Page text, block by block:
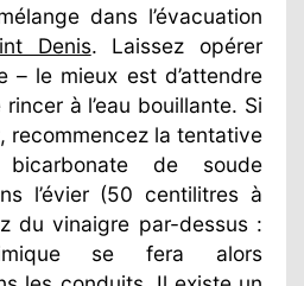
dans l’évacuation
Denis. Laissez opérer
– le mieux est d’attendre
à l’eau bouillante. Si
recommencez la tentative
de soude
l’évier (50 centilitres à
du vinaigre par-dessus :
se fera alors